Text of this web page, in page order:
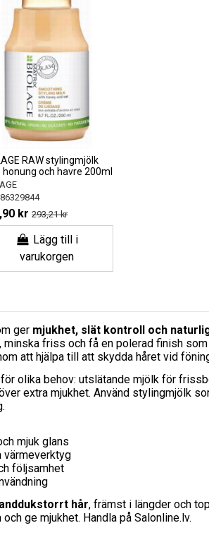
RAW stylingmjölk
honung och havre 200ml
kr 293,21 kr
Lägg till i
varukorgen
ger mjukhet, slät kontroll och
minska friss och få en polerad finish
att hjälpa till att skydda håret vid
olika behov: utslätande mjölk för
extra mjukhet. Använd stylingmjölk
mjuk glans
värmeverktyg
följsamhet
hår, främst i längder och
ge mjukhet. Handla på Salonline.lv.